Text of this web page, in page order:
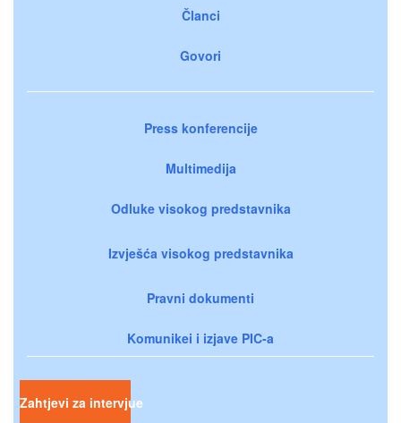
Članci
Govori
Press konferencije
Multimedija
Odluke visokog predstavnika
Izvješća visokog predstavnika
Pravni dokumenti
Komunikei i izjave PIC-a
Zahtjevi za intervjue